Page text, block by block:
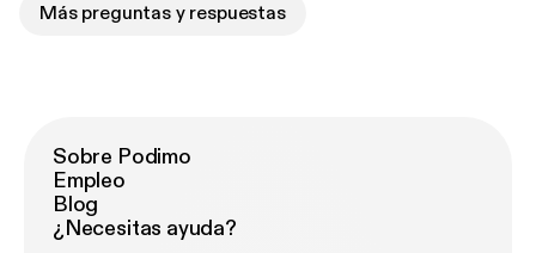
Más preguntas y respuestas
Sobre Podimo
Empleo
Blog
¿Necesitas ayuda?